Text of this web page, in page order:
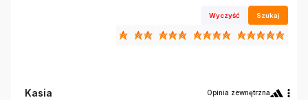
Wyczyść Szukaj
Kasia Opinia zewnętrzna